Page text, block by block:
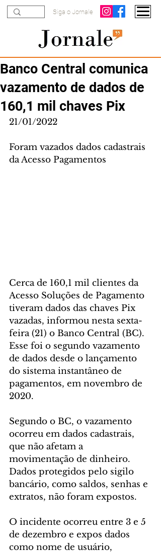
Siga o Jornale
Banco Central comunica
vazamento de dados de
160,1 mil chaves Pix
21/01/2022
Foram vazados dados cadastrais
da Acesso Pagamentos
Cerca de 160,1 mil clientes da
Acesso Soluções de Pagamento
tiveram dados das chaves Pix
vazadas, informou nesta sexta-
feira (21) o Banco Central (BC).
Esse foi o segundo vazamento
de dados desde o lançamento
do sistema instantâneo de
pagamentos, em novembro de
2020.
Segundo o BC, o vazamento
ocorreu em dados cadastrais,
que não afetam a
movimentação de dinheiro.
Dados protegidos pelo sigilo
bancário, como saldos, senhas e
extratos, não foram expostos.
O incidente ocorreu entre 3 e 5
de dezembro e expos dados
como nome de usuário,